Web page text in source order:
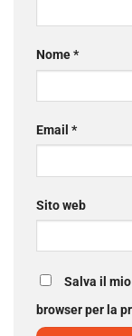
Nome*
Email *
Sito web
Salva il
browser per la